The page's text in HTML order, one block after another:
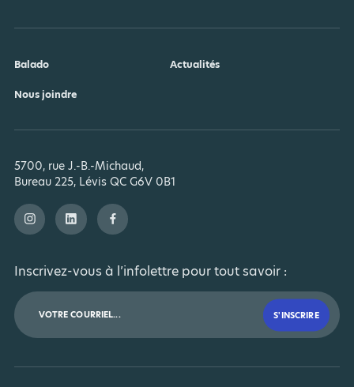
Balado Actualités
Nous joindre
5700, rue J.-B.-Michaud,
Bureau 225, Lévis QC G6V 0B1
Inscrivez-vous à l’infolettre pour tout savoir :